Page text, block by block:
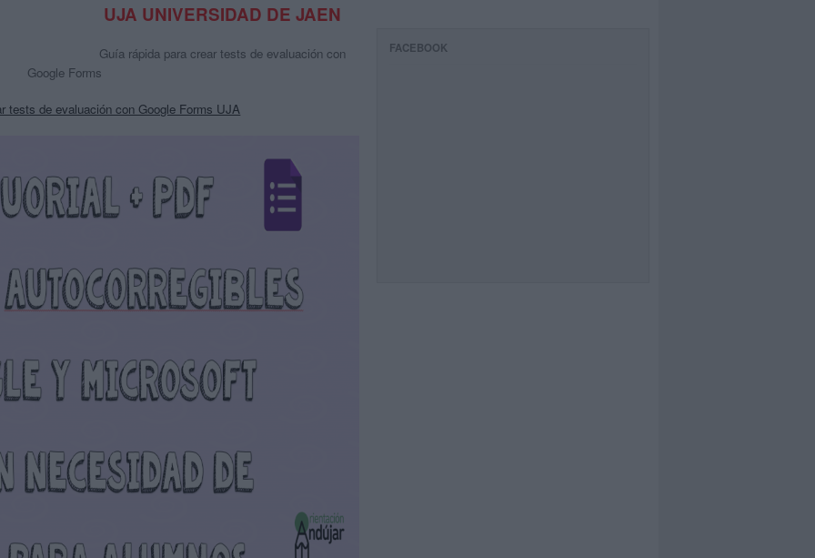
UJA UNIVERSIDAD DE JAEN
Guía rápida para crear tests de evaluación con
Google Forms
tests de evaluación con Google Forms UJA
FACEBOOK